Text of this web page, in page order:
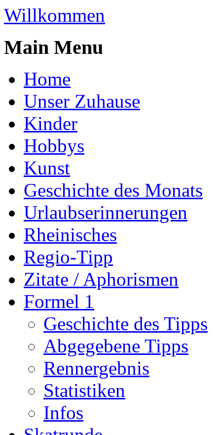
Willkommen
Main Menu
Home
Unser Zuhause
Kinder
Hobbys
Kunst
Geschichte des Monats
Urlaubserinnerungen
Rheinisches
Regio-Tipp
Zitate / Aphorismen
Formel 1
Geschichte des Tipps
Abgegebene Tipps
Rennergebnis
Statistiken
Infos